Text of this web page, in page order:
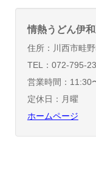
情熱うどん伊
住所：川西市畦
TEL：072-795-
営業時間：11:30
定休日：月曜
ホームページ